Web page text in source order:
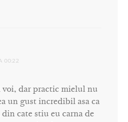
00:22
dar practic mielul nu
un gust incredibil asa ca
cate stiu eu carna de